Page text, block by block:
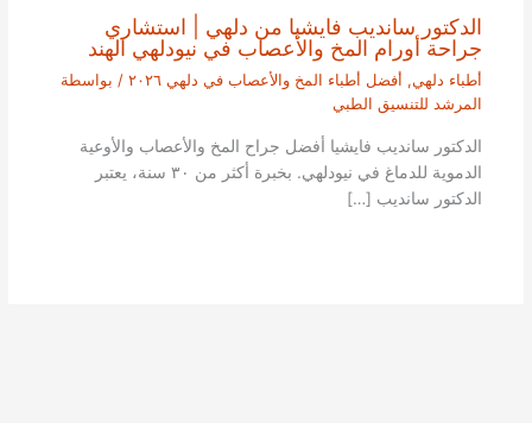
الدكتور سانديب فايشيا من دلهي | استشاري
جراحة أورام المخ والأعصاب في نيودلهي الهند
أطباء دلهي, أفضل أطباء المخ والأعصاب في دلهي ٢٠٢٦
/ بواسطة
المرشد للتنسيق الطبي
الدكتور سانديب فايشيا أفضل جراح المخ والأعصاب والأوعية
الدموية للدماغ في نيودلهي. بخبرة أكثر من ٣٠ سنة، يعتبر
الدكتور سانديب […]